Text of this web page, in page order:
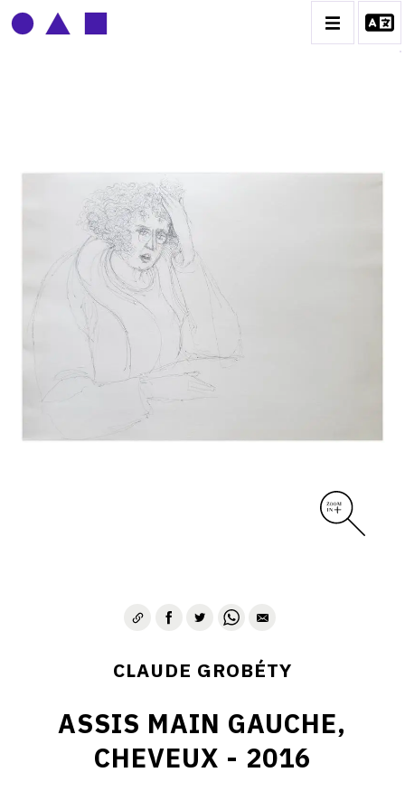
BIOGRAPHIE
CATALOGUE DES OEUVRES
CONTACT
CLAUDE GROBÉTY
ASSIS MAIN GAUCHE,
CHEVEUX - 2016